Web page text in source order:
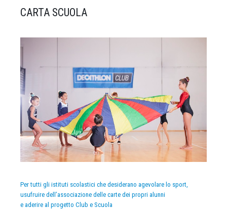
CARTA SCUOLA
Per tutti gli istituti scolastici che desiderano agevolare lo sport,
usufruire dell’associazione delle carte dei propri alunni
e aderire al progetto Club e Scuola